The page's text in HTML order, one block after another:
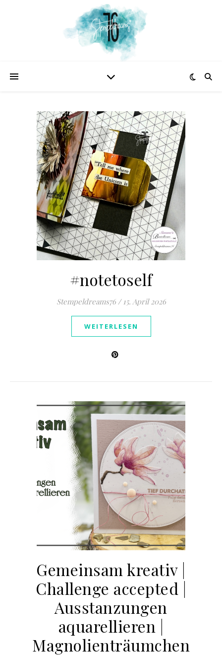
#notetoself
Stempeldreams76 / 15. April 2026
WEITERLESEN
Gemeinsam kreativ |
Challenge accepted |
Ausstanzungen
aquarellieren |
Magnolienträumchen